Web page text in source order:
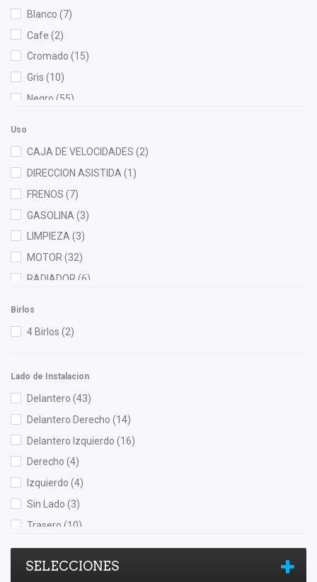
FP(2)
Fritec(7)
Gates(1)
Gogo Parts(1)
Gonher(6)
Good Go(1)
Hella(3)
Injetech(7)
Luk(1)
Moresa (1)
MOTORFIL(1)
NGK(3)
Nikko(3)
Nissan (Original)
Perfection(1)
Blanco (7)
Cafe (2)
Cromado (15)
Gris (10)
Negro (55)
Uso
CAJA DE VELOCIDADES (2)
DIRECCION ASISTIDA (1)
FRENOS (7)
GASOLINA (3)
LIMPIEZA(3)
MOTOR(32)
RADIADOR (6)
Birlos
4 Birlos (2)
Lado de Instalacion
Delantero (43)
Delantero Derecho (14)
Delantero Izquierdo (16)
Derecho (4)
Izquierdo (4)
Sin Lado (3)
Trasero (10)
Trasero Derecho(3)
Trasero Izquierdo(3)
SELECCIONES